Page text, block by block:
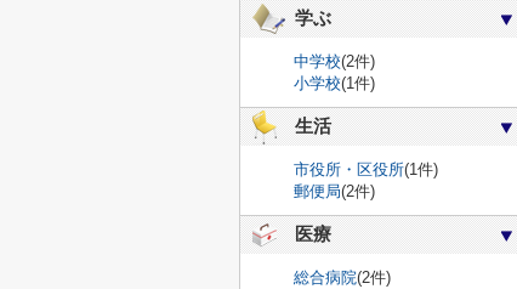
学ぶ
中学校(2件)
小学校(1件)
生活
市役所・区役所(1件)
郵便局(2件)
医療
総合病院(2件)